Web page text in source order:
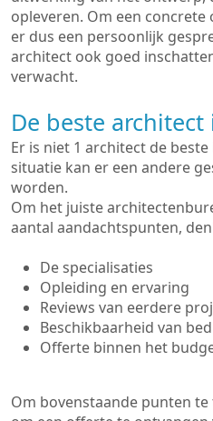
opleveren. Om een
er dus een persoonlijk
architect ook goed
verwacht.
De beste
Er is niet 1 architect de
situatie kan er een andere
worden.
Om het juiste
aantal aandachtspunten,
De specialisaties
Opleiding en ervaring
Reviews van eerdere
Beschikbaarheid van
Offerte binnen het
Om bovenstaande punten